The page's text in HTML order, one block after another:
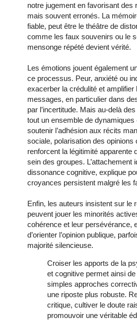
notre jugement en favorisant des
mais souvent erronés. La
fiable, peut être le théâtre de
comme les faux souvenirs ou le
mensonge répété devient vérité.
Les émotions jouent également
ce processus. Peur, anxiété ou
exacerber la crédulité et amplifier
messages, en particulier dans
par l’incertitude. Mais au-delà
tout un ensemble de
soutenir l’adhésion aux récits
sociale, polarisation des opinions
renforcent la légitimité apparente
sein des groupes. L’attachement
dissonance cognitive, explique
croyances persistent malgré les
Enfin, les auteurs insistent sur le
peuvent jouer les minorités
cohérence et leur persévérance,
d’orienter l’opinion publique,
majorité silencieuse.
Croiser les apports de la
et cognitive permet ainsi
simples approches
une riposte plus robuste.
critique, cultiver le doute
promouvoir une véritable